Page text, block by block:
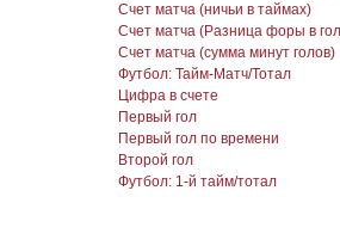
Счет матча (ничьи в таймах)
Счет матча (Разница форы в
Счет матча (сумма минут голов)
Футбол: Тайм-Матч/Тотал
Цифра в счете
Первый гол
Первый гол по времени
Второй гол
Футбол: 1-й тайм/тотал